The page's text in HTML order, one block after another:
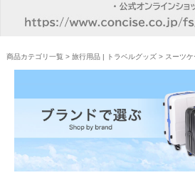
商品カテゴリ一覧 > 旅行用品 | トラベルグッズ> スーツケ